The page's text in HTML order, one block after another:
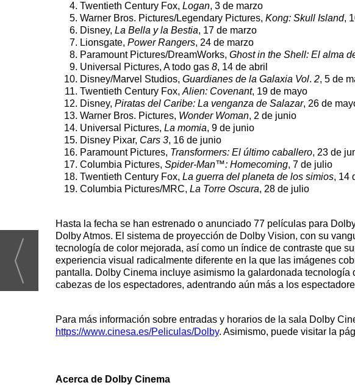
Twentieth Century Fox, Logan, 3 de marzo
Warner Bros. Pictures/Legendary Pictures, Kong: Skull Island,
Disney, La Bella y la Bestia, 17 de marzo
Lionsgate, Power Rangers, 24 de marzo
Paramount Pictures/DreamWorks, Ghost in the Shell: El alma
Universal Pictures, A todo gas 8, 14 de abril
Disney/Marvel Studios, Guardianes de la Galaxia Vol. 2, 5 de
Twentieth Century Fox, Alien: Covenant, 19 de mayo
Disney, Piratas del Caribe: La venganza de Salazar, 26 de
Warner Bros. Pictures, Wonder Woman, 2 de junio
Universal Pictures, La momia, 9 de junio
Disney Pixar, Cars 3, 16 de junio
Paramount Pictures, Transformers: El último caballero, 23 de
Columbia Pictures, Spider-Man™: Homecoming, 7 de julio
Twentieth Century Fox, La guerra del planeta de los simios, 14
Columbia Pictures/MRC, La Torre Oscura, 28 de julio
Hasta la fecha se han estrenado o anunciado 77 películas para
Dolby Atmos. El sistema de proyección de Dolby Vision, con su
tecnología de color mejorada, así como un índice de contraste que
experiencia visual radicalmente diferente en la que las imágenes
pantalla. Dolby Cinema incluye asimismo la galardonada
cabezas de los espectadores, adentrando aún más a los
Para más información sobre entradas y horarios de la sala Dolby
https://www.cinesa.es/Peliculas/Dolby. Asimismo, puede visitar la
Acerca de Dolby Cinema